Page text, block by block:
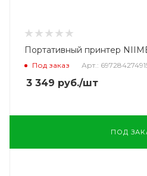
Портативный принтер
Под заказ Арт.:
3 349 руб./шт
ПОД